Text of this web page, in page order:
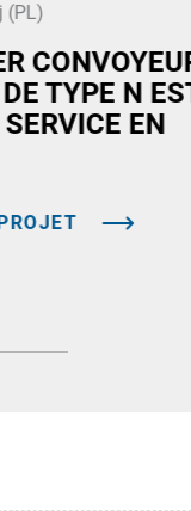
(PL)
TYPE N
EN